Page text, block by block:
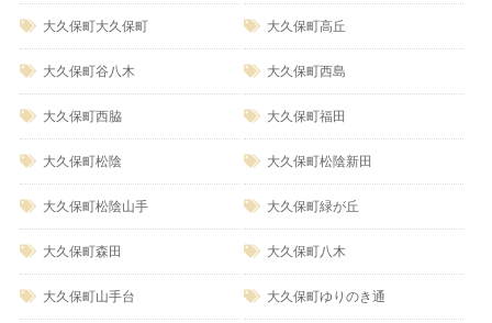
大久保町大久保町 大久保町高丘
大久保町谷八木 大久保町西島
大久保町西脇 大久保町福田
大久保町松陰 大久保町松陰新田
大久保町松陰山手 大久保町緑が丘
大久保町森田 大久保町八木
大久保町山手台 大久保町ゆりのき通